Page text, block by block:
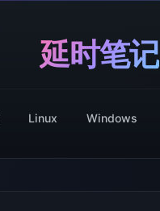
延时笔记
Linux Windows